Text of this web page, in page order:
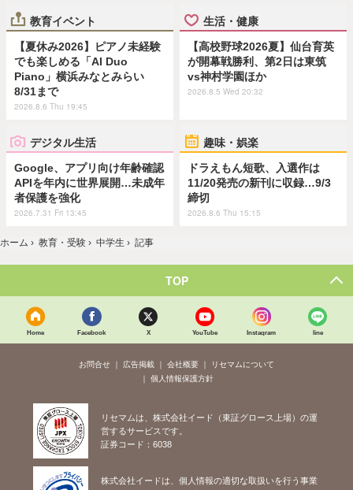
教育イベント
【夏休み2026】ピアノ未経験
でも楽しめる「AI Duo
Piano」横浜みなとみらい
8/31まで
2026.8.6 Thu 19:45
生活・健康
【高校野球2026夏】仙台育英
が開幕戦勝利、第2日は東筑
vs神村学園ほか
2026.8.5 Wed 20:32
デジタル生活
Google、アプリ向け年齢確認
APIを年内に世界展開…未成年
者保護を強化
2026.7.31 Fri 13:45
趣味・娯楽
ドラえもん短歌、入選作は
11/20発売の新刊に収録…9/3
締切
2026.8.6 Thu 15:15
ホーム › 教育・受験 › 中学生 › 記事
TOP
Home Facebook X YouTube Instagram line
お問合せ 広告掲載 会社概要
リセマムについて
個人情報保護方針
リセマムは、株式会社イード（東証グロース上場）の運
営するサービスです。
証券コード：6038
株式会社イードは、個人情報の適切な取扱いを行う事業